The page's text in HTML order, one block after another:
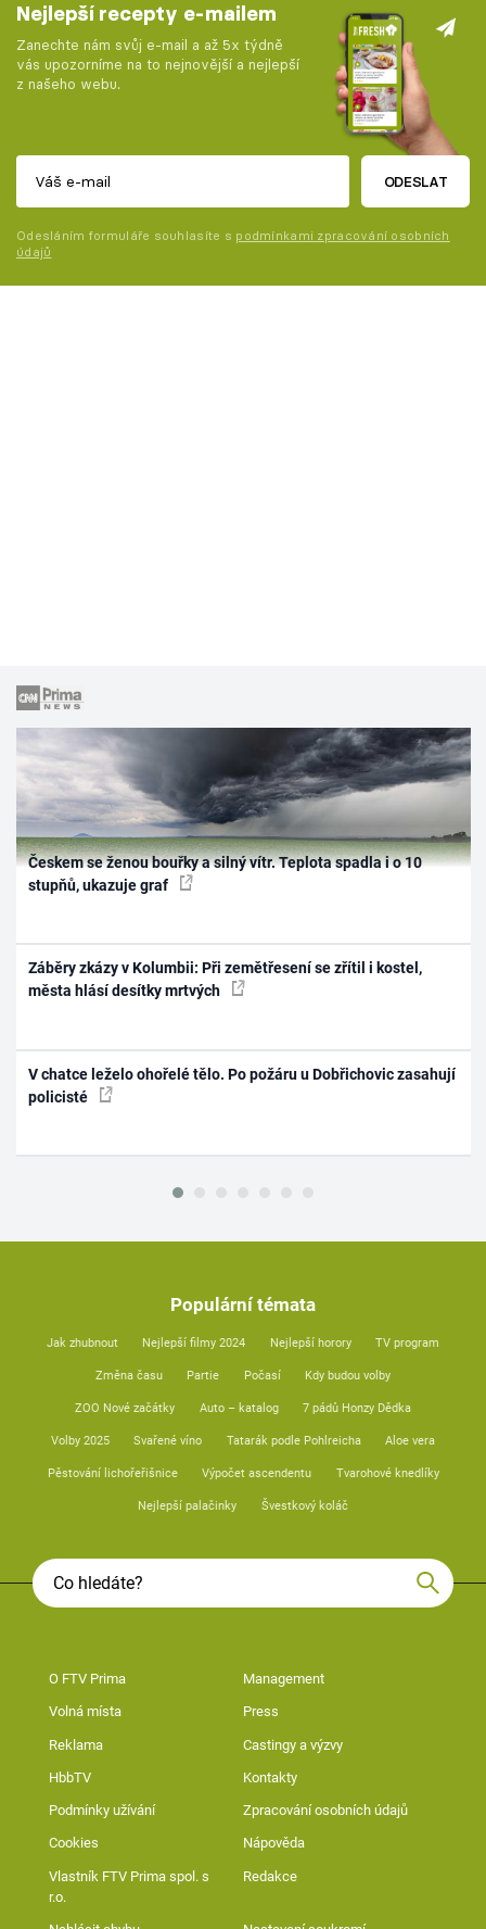
Nejlepší recepty e-mailem
Zanechte nám svůj e-mail a až 5x týdně
vás upozorníme na to nejnovější a nejlepší
z našeho webu.
ODESLAT
Odesláním formuláře souhlasíte s podmínkami zpracování osobních
údajů
Českem se ženou bouřky a silný vítr. Teplota spadla i o 10
stupňů, ukazuje graf
Záběry zkázy v Kolumbii: Při zemětřesení se zřítil i kostel,
města hlásí desítky mrtvých
V chatce leželo ohořelé tělo. Po požáru u Dobřichovic zasahují
policisté
Populární témata
Jak zhubnout Nejlepší filmy 2024 Nejlepší horory TV program
Změna času Partie Počasí Kdy budou volby
ZOO Nové začátky Auto – katalog 7 pádů Honzy Dědka
Volby 2025 Svařené víno Tatarák podle Pohlreicha Aloe vera
Pěstování lichořeřišnice Výpočet ascendentu Tvarohové knedlíky
Nejlepší palačinky Švestkový koláč
O FTV Prima Management
Volná místa Press
Reklama Castingy a výzvy
HbbTV Kontakty
Podmínky užívání Zpracování osobních údajů
Cookies Nápověda
Vlastník FTV Prima spol. s
r.o.
Redakce